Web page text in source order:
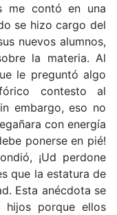
me contó en una
se hizo cargo del
nuevos alumnos,
la materia. Al
le preguntó algo
contesto al
embargo, eso no
con energía
ponerse en pié!
¡Ud perdone
que la estatura de
Esta anécdota se
porque ellos